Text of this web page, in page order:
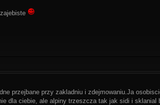
przejbane przy zakladniu i zdejmowaniu.Ja
dla ciebie, ale alpiny trzeszcza tak jak sidi i sklanial